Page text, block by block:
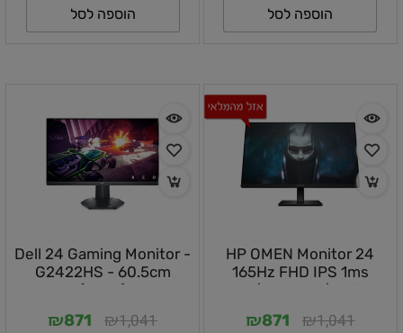
הוספה לסל הוספה לסל
HP OMEN Monitor 24
165Hz FHD IPS 1ms
DP/2X HDMI/Audio
₪1,041
₪871
Dell 24 Gaming Monitor -
G2422HS - 60.5cm
(23.8")
₪1,041
₪871